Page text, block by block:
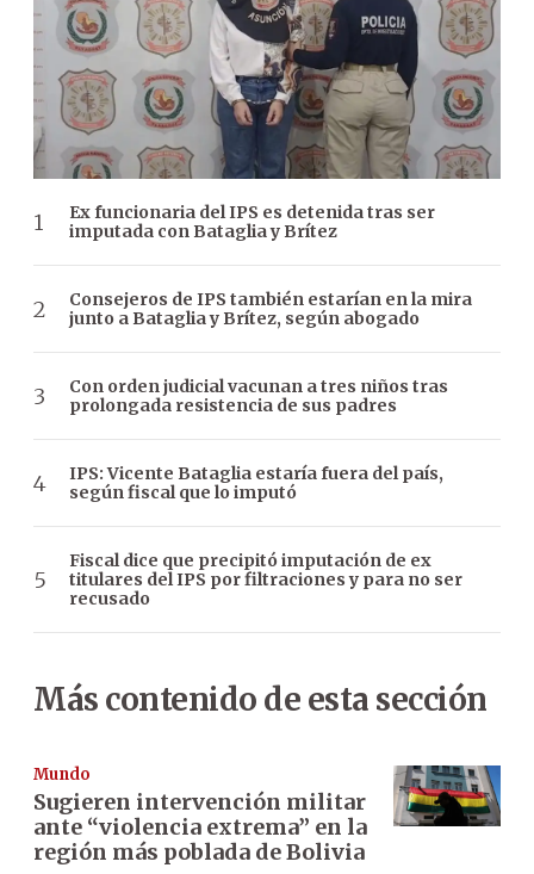
Ex funcionaria del IPS es detenida tras ser
imputada con Bataglia y Brítez
Consejeros de IPS también estarían en la mira
junto a Bataglia y Brítez, según abogado
Con orden judicial vacunan a tres niños tras
prolongada resistencia de sus padres
IPS: Vicente Bataglia estaría fuera del país,
según fiscal que lo imputó
Fiscal dice que precipitó imputación de ex
titulares del IPS por filtraciones y para no ser
recusado
Más contenido de esta sección
Mundo
Sugieren intervención militar
ante “violencia extrema” en la
región más poblada de Bolivia